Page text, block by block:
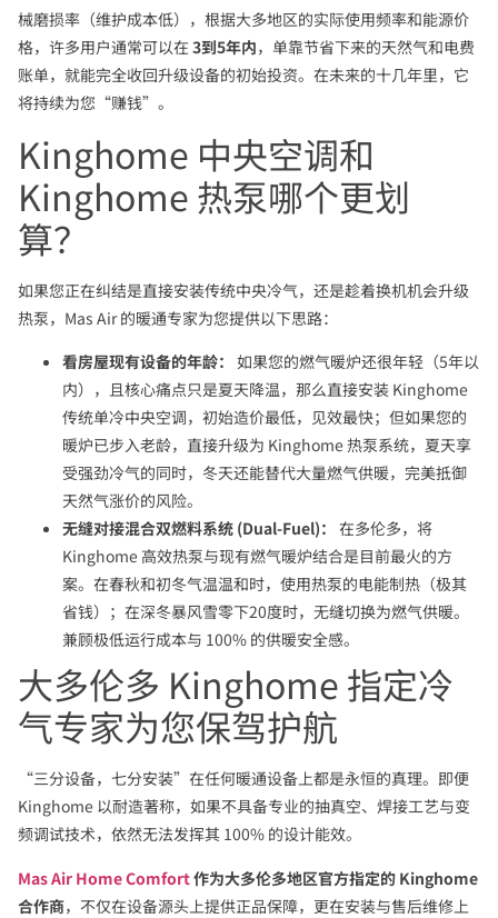
械磨损率（维护成本低），根据大多地区的实际使用频率和能源价
格，许多用户通常可以在 3到5年内，单靠节省下来的天然气和电费
账单，就能完全收回升级设备的初始投资。在未来的十几年里，它
将持续为您“赚钱”。
Kinghome 中央空调和
Kinghome 热泵哪个更划
算？
如果您正在纠结是直接安装传统中央冷气，还是趁着换机机会升级
热泵，Mas Air 的暖通专家为您提供以下思路：
看房屋现有设备的年龄： 如果您的燃气暖炉还很年轻（5年以
内），且核心痛点只是夏天降温，那么直接安装 Kinghome
传统单冷中央空调，初始造价最低，见效最快；但如果您的
暖炉已步入老龄，直接升级为 Kinghome 热泵系统，夏天享
受强劲冷气的同时，冬天还能替代大量燃气供暖，完美抵御
天然气涨价的风险。
无缝对接混合双燃料系统 (Dual-Fuel)： 在多伦多，将
Kinghome 高效热泵与现有燃气暖炉结合是目前最火的方
案。在春秋和初冬气温温和时，使用热泵的电能制热（极其
省钱）；在深冬暴风雪零下20度时，无缝切换为燃气供暖。
兼顾极低运行成本与 100% 的供暖安全感。
大多伦多 Kinghome 指定冷
气专家为您保驾护航
“三分设备，七分安装”在任何暖通设备上都是永恒的真理。即便
Kinghome 以耐造著称，如果不具备专业的抽真空、焊接工艺与变
频调试技术，依然无法发挥其 100% 的设计能效。
Mas Air Home Comfort作为大多伦多地区官方指定的 Kinghome
合作商，不仅在设备源头上提供正品保障，更在安装与售后维修上